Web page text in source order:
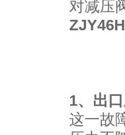
对减压
1、出
这一故